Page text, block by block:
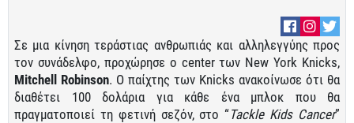
Σε μια κίνηση τεράστιας ανθρωπιάς και αλληλεγγύης προς
τον συνάδελφο, προχώρησε ο center των New York Knicks,
Mitchell Robinson. O παίχτης των Knicks ανακοίνωσε ότι θα
διαθέτει 100 δολάρια για κάθε ένα μπλοκ που θα
πραγματοποιεί τη φετινή σεζόν, στο “Tackle Kids Cancer”